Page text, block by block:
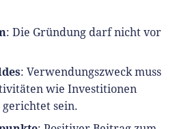
: Die Gründung darf nicht vor
: Verwendungszweck muss
wie Investitionen
gerichtet sein.